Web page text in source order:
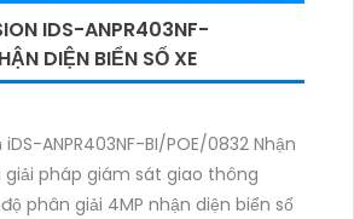
IDS-ANPR403NF-
DIỆN BIỂN SỐ XE
ANPR403NF-BI/POE/0832 Nhận
giải pháp giám sát giao thông
phân giải 4MP nhận diện biển số